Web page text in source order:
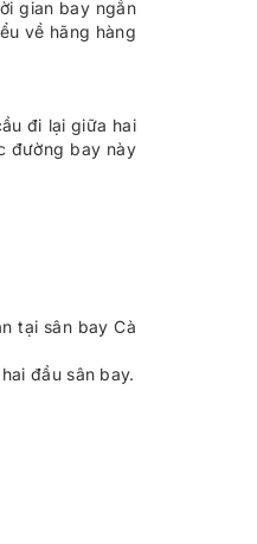
gian bay ngắn
về hãng hàng
đi lại giữa hai
đường bay này
tại sân bay Cà
đầu sân bay.